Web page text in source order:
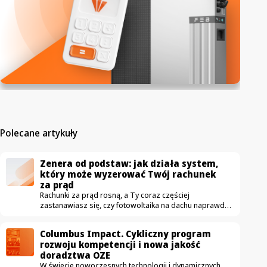
Polecane artykuły
Zenera od podstaw: jak działa system,
który może wyzerować Twój rachunek
za prąd
Rachunki za prąd rosną, a Ty coraz częściej
zastanawiasz się, czy fotowoltaika na dachu naprawdę
pokażemy, jak działa rozwiązanie pozwalające
sprowadzić rachunek za prąd do zera – i skąd bierze
się ta gwarancja. W pierwszym odcinku Michał Kopyść,
Columbus Impact. Cykliczny program
rozwoju kompetencji i nowa jakość
doradztwa OZE